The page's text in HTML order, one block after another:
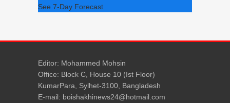
See 7-Day Forecast
Editor: Mohammed Mohsin
Office: Block C, House 10 (Ist Floor)
KumarPara, Sylhet-3100, Bangladesh
E-mail: boishakhinews24@hotmail.com